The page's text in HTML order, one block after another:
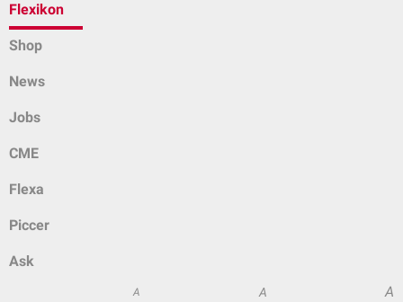
Flexikon
Shop
News
Jobs
CME
Flexa
Piccer
Ask
A A A